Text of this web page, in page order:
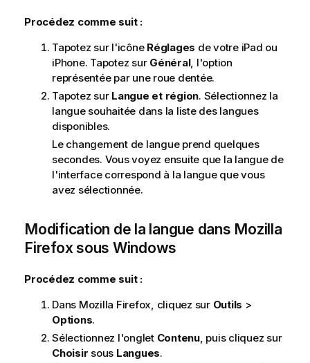
Procédez comme suit :
Tapotez sur l'icône Réglages de votre iPad ou
iPhone. Tapotez sur Général, l'option
représentée par une roue dentée.
Tapotez sur Langue et région. Sélectionnez la
langue souhaitée dans la liste des langues
disponibles.
Le changement de langue prend quelques
secondes. Vous voyez ensuite que la langue de
l'interface correspond à la langue que vous
avez sélectionnée.
Modification de la langue dans Mozilla
Firefox sous Windows
Procédez comme suit :
Dans Mozilla Firefox, cliquez sur Outils >
Options.
Sélectionnez l'onglet Contenu, puis cliquez sur
Choisir sous Langues.